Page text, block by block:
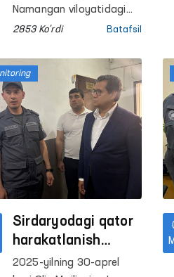
tashkil etildi
Namangan viloyatidagi
mintaqaviy vakili
Sog‘liqni saqlash
boshqarmasi
hamkorligida Uychi
tumanidagi 6-son tergov
hibsxonasida
saqlanayotgan shaxslar
uchun chuqurlashtirilgan
2853 Ko'rdi Batafsil
Sirdaryodagi qator
harakatlanish
erkinligi cheklangan
2025-yilning 30-aprel